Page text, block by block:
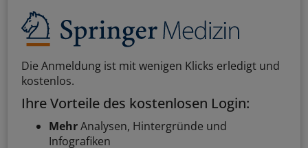
Die Anmeldung ist mit wenigen Klicks erledigt und
kostenlos.
Ihre Vorteile des kostenlosen Login:
MehrAnalysen, Hintergründe und
Infografiken